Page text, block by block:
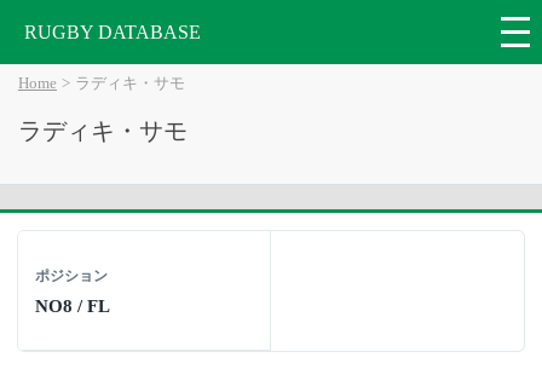
RUGBY DATABASE
Home ラディキ・サモ
ラディキ・サモ
ポジション
NO8 / FL